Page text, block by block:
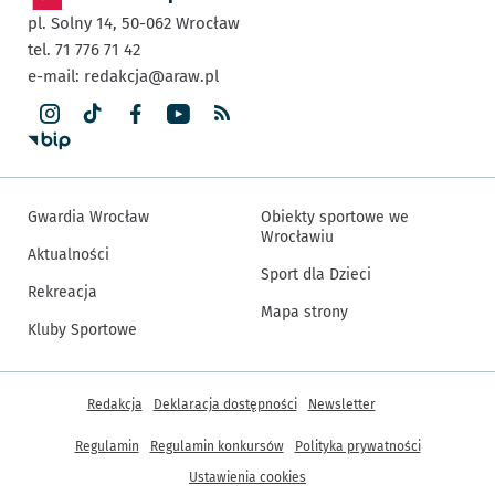
pl. Solny 14, 50-062 Wrocław
tel. 71 776 71 42
e-mail: redakcja@araw.pl
Gwardia Wrocław
Aktualności
Rekreacja
Kluby Sportowe
Obiekty sportowe we
Wrocławiu
Sport dla Dzieci
Mapa strony
Inne informacje
Redakcja Deklaracja dostępności Newsletter
Regulamin Regulamin konkursów
Polityka prywatności
Ustawienia cookies